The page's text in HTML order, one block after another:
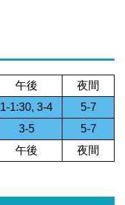
午後 夜間
1-1:30, 3-4
5-7
3-5
5-7
午後 夜間